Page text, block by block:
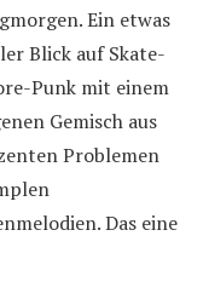
Ein etwas
Blick auf Skate-
Punk mit einem
Gemisch aus
Problemen
Das eine